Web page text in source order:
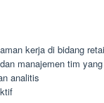
kerja di bidang
manajemen tim
analitis